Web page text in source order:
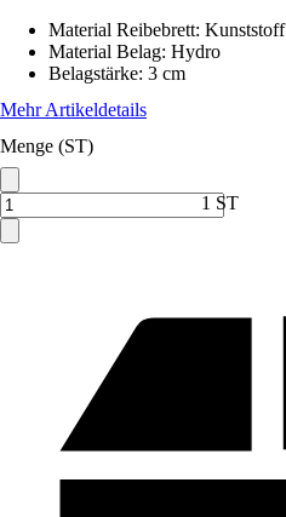
Material Reibebrett: Kunststoff
Material Belag: Hydro
Belagstärke: 3 cm
Mehr Artikeldetails
Menge (ST)
1 ST